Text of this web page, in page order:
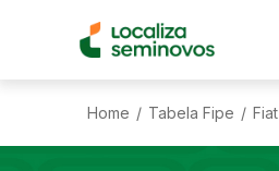
Home / Tabela Fipe / Fiat